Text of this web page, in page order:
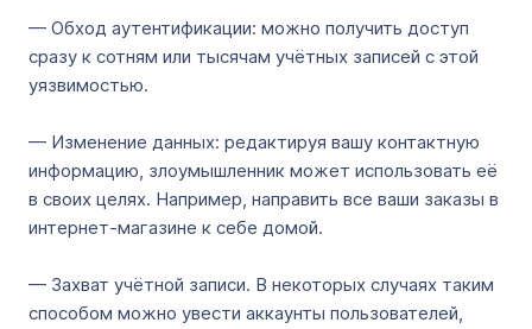
— Обход аутентификации: можно получить доступ
сразу к сотням или тысячам учётных записей с этой
уязвимостью.
— Изменение данных: редактируя вашу контактную
информацию, злоумышленник может использовать её
в своих целях. Например, направить все ваши заказы в
интернет-магазине к себе домой.
— Захват учётной записи. В некоторых случаях таким
способом можно увести аккаунты пользователей,